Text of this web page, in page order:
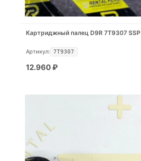
Картриджный палец D9R 7T9307 SSP
Артикул: 7T9307
12.960₽